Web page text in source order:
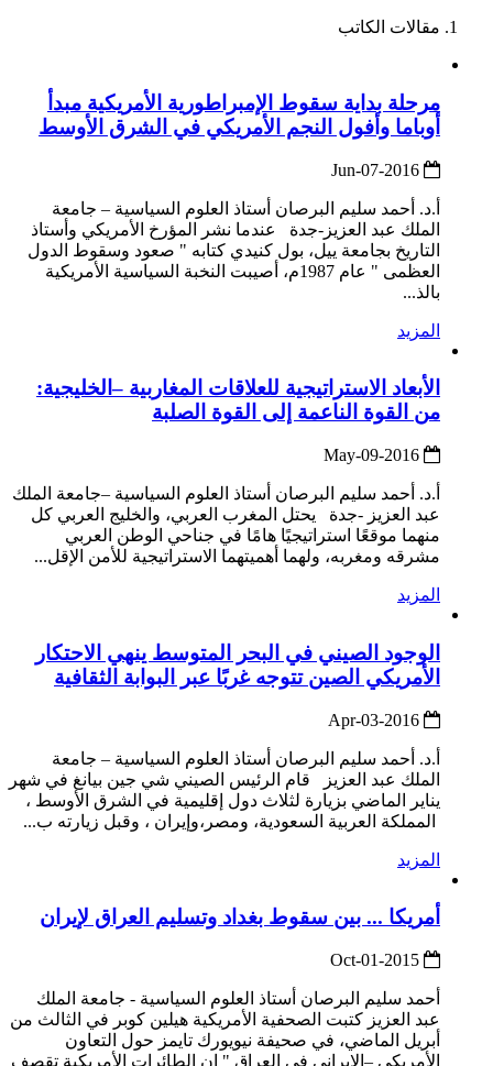
مقالات الكاتب
مرحلة بداية سقوط الإمبراطورية الأمريكية مبدأ
أوباما وأفول النجم الأمريكي في الشرق الأوسط
أ.د. أحمد سليم البرصان أستاذ العلوم السياسية – جامعة
الملك عبد العزيز-جدة عندما نشر المؤرخ الأمريكي وأستاذ
التاريخ بجامعة ييل، بول كنيدي كتابه " صعود وسقوط الدول
العظمى " عام 1987م، أصيبت النخبة السياسية الأمريكية
بالذ...
المزيد
الأبعاد الاستراتيجية للعلاقات المغاربية –الخليجية:
من القوة الناعمة إلى القوة الصلبة
أ.د. أحمد سليم البرصان أستاذ العلوم السياسية –جامعة الملك
عبد العزيز -جدة يحتل المغرب العربي، والخليج العربي كل
منهما موقعًا استراتيجيًا هامًا في جناحي الوطن العربي
مشرقه ومغربه، ولهما أهميتهما الاستراتيجية للأمن الإقل...
المزيد
الوجود الصيني في البحر المتوسط ينهي الاحتكار
الأمريكي الصين تتوجه غربًا عبر البوابة الثقافية
أ.د. أحمد سليم البرصان أستاذ العلوم السياسية – جامعة
الملك عبد العزيز قام الرئيس الصيني شي جين بيانغ في شهر
يناير الماضي بزيارة لثلاث دول إقليمية في الشرق الأوسط ،
المملكة العربية السعودية، ومصر،وإيران ، وقبل زيارته ب...
المزيد
أمريكا ... بين سقوط بغداد وتسليم العراق لإيران
أحمد سليم البرصان أستاذ العلوم السياسية - جامعة الملك
عبد العزيز كتبت الصحفية الأمريكية هيلين كوبر في الثالث من
أبريل الماضي، في صحيفة نيويورك تايمز حول التعاون
الأمريكي –الإيراني في العراق " إن الطائرات الأمريكية تقصف